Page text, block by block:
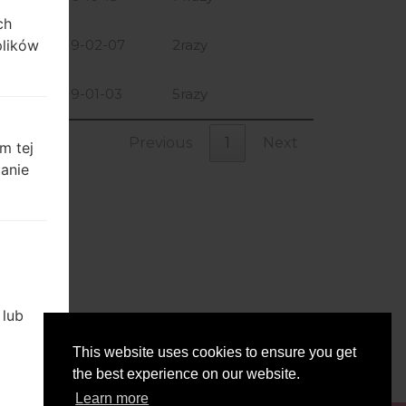
This website uses cookies to ensure you get
the best experience on our website.
Learn more
2019-02-07 2razy
2019-01-03 5razy
1
tej